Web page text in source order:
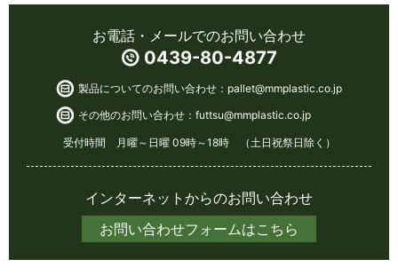
お電話・メールでのお問い合わせ
0439-80-4877
製品についてのお問い合わせ： pallet@mmplastic.co.jp
その他のお問い合わせ： futtsu@mmplastic.co.jp
受付時間 月曜～日曜 09時～18時 （土日祝祭日除く）
インターネットからのお問い合わせ
お問い合わせフォームはこちら